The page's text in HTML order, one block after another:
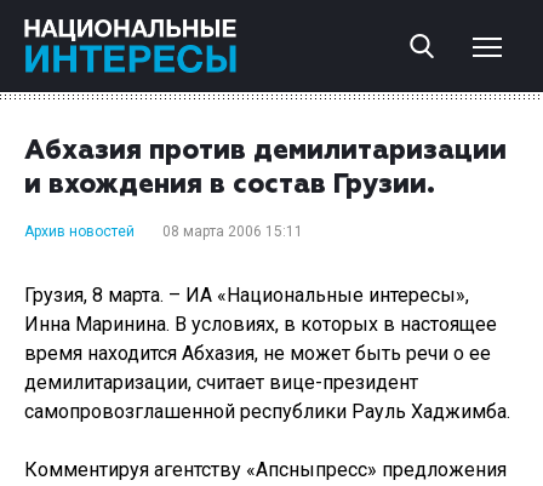
Абхазия против демилитаризации
и вхождения в состав Грузии.
Архив новостей 08 марта 2006 15:11
Грузия, 8 марта. – ИА «Национальные интересы»,
Инна Маринина. В условиях, в которых в настоящее
время находится Абхазия, не может быть речи о ее
демилитаризации, считает вице-президент
самопровозглашенной республики Рауль Хаджимба.
Комментируя агентству «Апсныпресс» предложения